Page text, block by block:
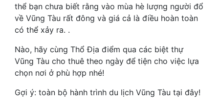
thể bạn chưa biết rằng vào mùa hè lượng người đổ
về Vũng Tàu rất đông và giá cả là điều hoàn toàn
có thể xảy ra. .
Nào, hãy cùng Thổ Địa điểm qua các biệt thự
Vũng Tàu cho thuê theo ngày để tiện cho việc lựa
chọn nơi ở phù hợp nhé!
Gợi ý: toàn bộ hành trình du lịch Vũng Tàu tại đây!